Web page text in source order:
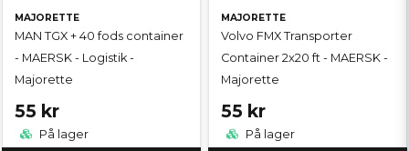
MAJORETTE
MAN TGX + 40 fods container
- MAERSK - Logistik -
Majorette
55 kr
På lager
MAJORETTE
Volvo FMX Transporter
Container 2x20 ft - MAERSK -
Majorette
55 kr
På lager